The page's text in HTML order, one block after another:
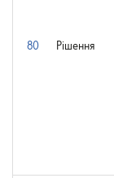
80 Рішення